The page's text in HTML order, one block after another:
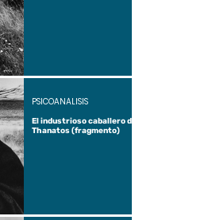
El industrioso caballero de
Thanatos (fragmento)
PSICOANÁLISIS